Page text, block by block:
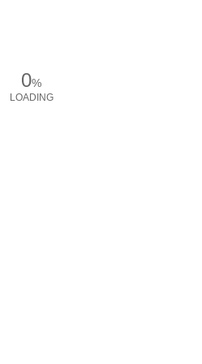
0%
LOADING